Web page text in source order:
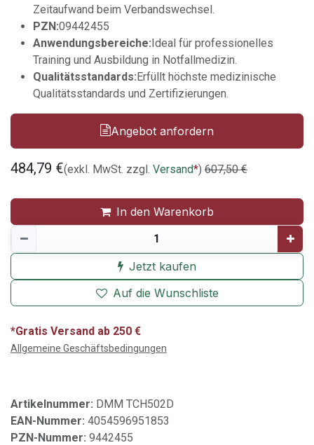
Zeitaufwand beim Verbandswechsel.
PZN:09442455
Anwendungsbereiche:Ideal für professionelles
Training und Ausbildung in Notfallmedizin.
Qualitätsstandards:Erfüllt höchste medizinische
Qualitätsstandards und Zertifizierungen.
Angebot anfordern
484,79 €(exkl. MwSt. zzgl. Versand*) 607,50€
In den Warenkorb
Jetzt kaufen
Auf die Wunschliste
*Gratis Versand ab 250 €
Allgemeine Geschäftsbedingungen
Artikelnummer: DMM TCH502D
EAN-Nummer: 4054596951853
PZN-Nummer: 9442455